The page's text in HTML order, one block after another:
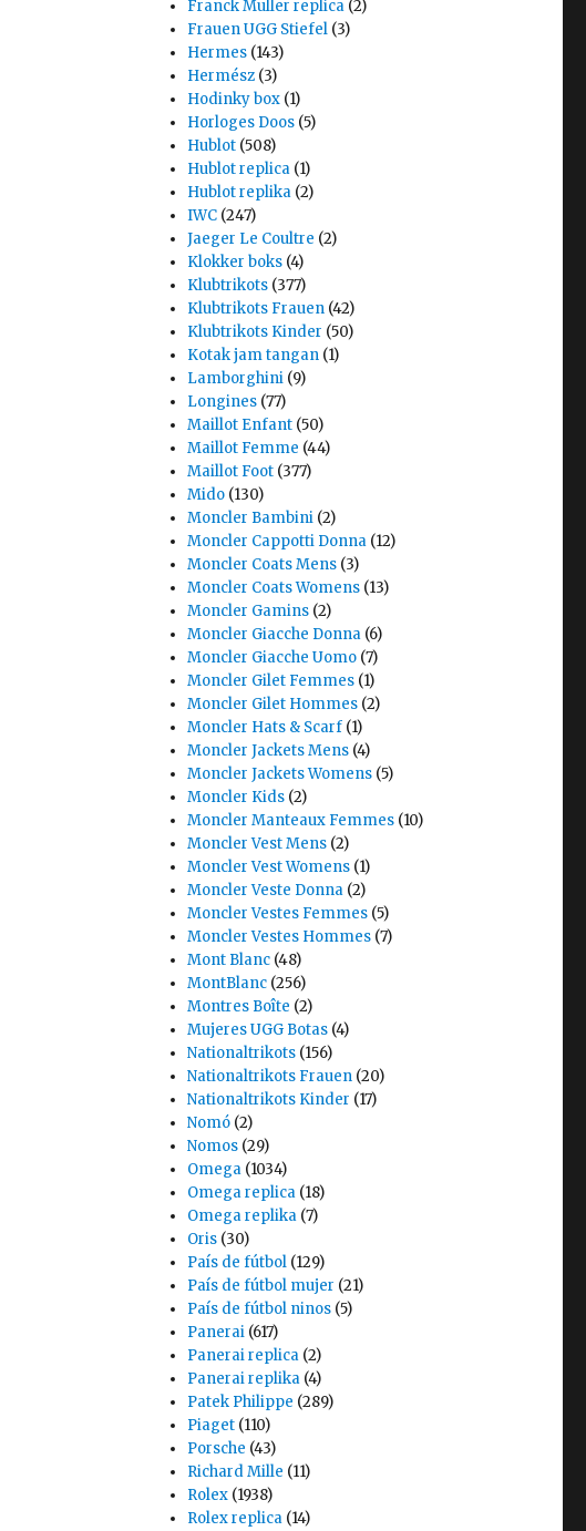
Franck Muller replica (2)
Frauen UGG Stiefel (3)
Hermes (143)
Hermész (3)
Hodinky box (1)
Horloges Doos (5)
Hublot (508)
Hublot replica (1)
Hublot replika (2)
IWC (247)
Jaeger Le Coultre (2)
Klokker boks (4)
Klubtrikots (377)
Klubtrikots Frauen (42)
Klubtrikots Kinder (50)
Kotak jam tangan (1)
Lamborghini (9)
Longines (77)
Maillot Enfant (50)
Maillot Femme (44)
Maillot Foot (377)
Mido (130)
Moncler Bambini (2)
Moncler Cappotti Donna (12)
Moncler Coats Mens (3)
Moncler Coats Womens (13)
Moncler Gamins (2)
Moncler Giacche Donna (6)
Moncler Giacche Uomo (7)
Moncler Gilet Femmes (1)
Moncler Gilet Hommes (2)
Moncler Hats & Scarf (1)
Moncler Jackets Mens (4)
Moncler Jackets Womens (5)
Moncler Kids (2)
Moncler Manteaux Femmes (10)
Moncler Vest Mens (2)
Moncler Vest Womens (1)
Moncler Veste Donna (2)
Moncler Vestes Femmes (5)
Moncler Vestes Hommes (7)
Mont Blanc (48)
MontBlanc (256)
Montres Boîte (2)
Mujeres UGG Botas (4)
Nationaltrikots (156)
Nationaltrikots Frauen (20)
Nationaltrikots Kinder (17)
Nomó (2)
Nomos (29)
Omega (1034)
Omega replica (18)
Omega replika (7)
Oris (30)
País de fútbol (129)
País de fútbol mujer (21)
País de fútbol ninos (5)
Panerai (617)
Panerai replica (2)
Panerai replika (4)
Patek Philippe (289)
Piaget (110)
Porsche (43)
Richard Mille (11)
Rolex (1938)
Rolex replica (14)